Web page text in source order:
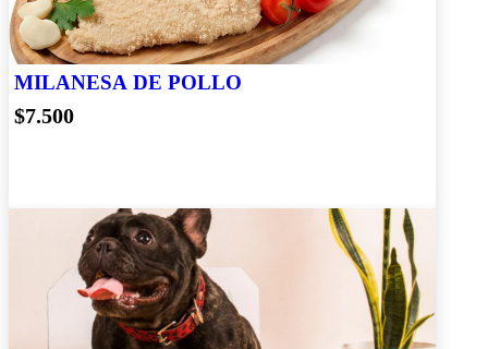
MILANESA DE POLLO
$7.500